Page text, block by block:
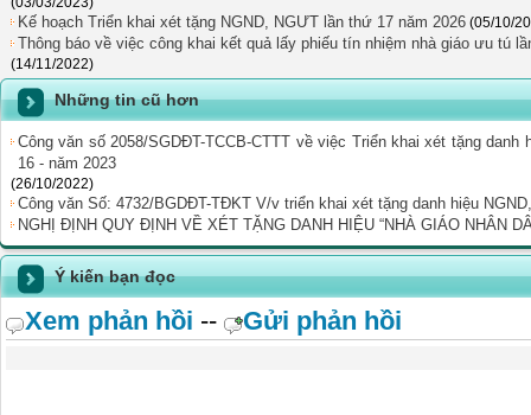
Kế hoạch Triển khai xét tặng NGND, NGƯT lần thứ 17 năm 2026 (05/10/
Thông báo về việc công khai kết quả lấy phiếu tín nhiệm nhà giáo ưu tú
(14/11/2022)
Những tin cũ hơn
Công văn số 2058/SGDĐT-TCCB-CTTT về việc Triển khai xét tặng
16 - năm 2023
(26/10/2022)
Công văn Số: 4732/BGDĐT-TĐKT V/v triển khai xét tặng danh hiệu
NGHỊ ĐỊNH QUY ĐỊNH VỀ XÉT TẶNG DANH HIỆU “NHÀ GIÁO NHÂN
Ý kiến bạn đọc
Xem phản hồi -- Gửi phản hồi